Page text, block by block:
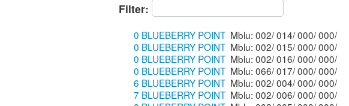
Filter:
0 BLUEBERRY POINT
Mblu: 002/ 014/ 000/ 000/
0 BLUEBERRY POINT
Mblu: 002/ 015/ 000/ 000/
0 BLUEBERRY POINT
Mblu: 002/ 016/ 000/ 000/
0 BLUEBERRY POINT
Mblu: 066/ 017/ 000/ 000/
6 BLUEBERRY POINT
Mblu: 002/ 004/ 000/ 000/
7 BLUEBERRY POINT
Mblu: 002/ 006/ 000/ 000/